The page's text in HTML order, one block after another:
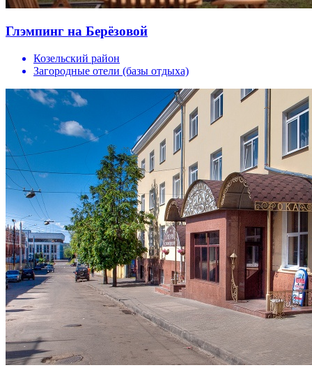
Глэмпинг на Берёзовой
Козельский район
Загородные отели (базы отдыха)